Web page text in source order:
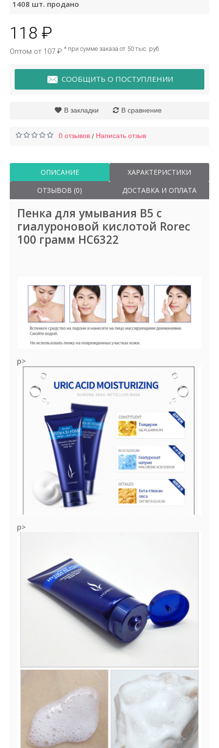
1408 шт. продано
118 ₽
Оптом от 107 ₽ * при сумме заказа от 50 тыс. руб
СООБЩИТЬ О ПОСТУПЛЕНИИ
В закладки В сравнение
0 отзывов / Написать отзыв
ОПИСАНИЕ
ХАРАКТЕРИСТИКИ
ОТЗЫВОВ (0)
ДОСТАВКА И ОПЛАТА
Пенка для умывания B5 с
гиалуроновой кислотой Rorec
100 грамм HC6322
p>
p>